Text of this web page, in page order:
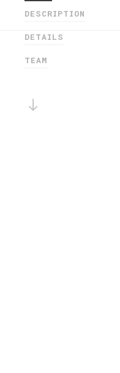
DESCRIPTION
DETAILS
TEAM